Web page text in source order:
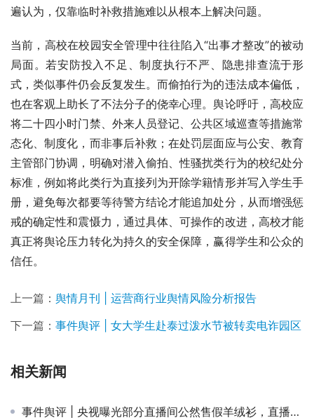
遍认为，仅靠临时补救措施难以从根本上解决问题。
当前，高校在校园安全管理中往往陷入“出事才整改”的被动
局面。若安防投入不足、制度执行不严、隐患排查流于形
式，类似事件仍会反复发生。而偷拍行为的违法成本偏低，
也在客观上助长了不法分子的侥幸心理。舆论呼吁，高校应
将二十四小时门禁、外来人员登记、公共区域巡查等措施常
态化、制度化，而非事后补救；在处罚层面应与公安、教育
主管部门协调，明确对潜入偷拍、性骚扰类行为的校纪处分
标准，例如将此类行为直接列为开除学籍情形并写入学生手
册，避免每次都要等待警方结论才能追加处分，从而增强惩
戒的确定性和震慑力，通过具体、可操作的改进，高校才能
真正将舆论压力转化为持久的安全保障，赢得学生和公众的
信任。
上一篇： 舆情月刊 | 运营商行业舆情风险分析报告
下一篇： 事件舆评 | 女大学生赴泰过泼水节被转卖电诈园区
相关新闻
事件舆评 | 央视曝光部分直播间公然售假羊绒衫，直播维权难题如何破